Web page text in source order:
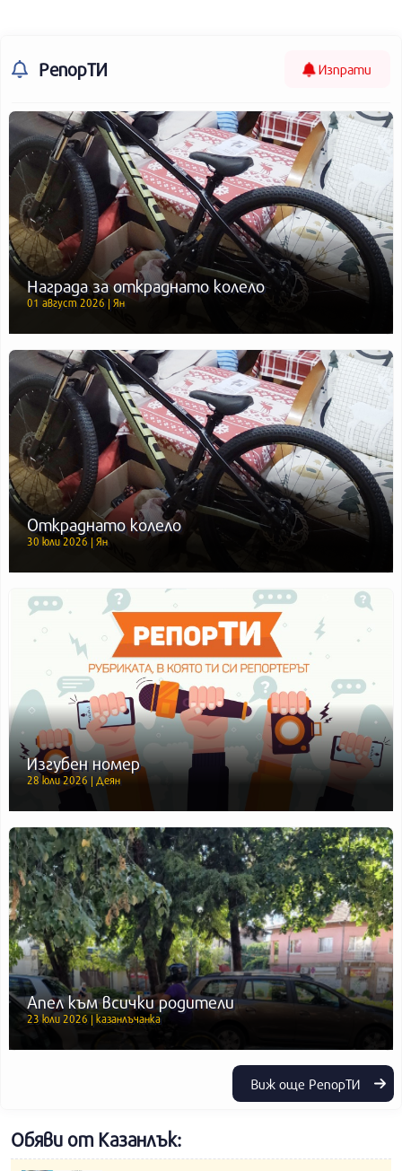
РепорТИ Изпрати
Награда за откраднато колело
01 август 2026 | Ян
Откраднато колело
30 юли 2026 | Ян
Изгубен номер
28 юли 2026 | Деян
Апел към всички родители
23 юли 2026 | казанлъчанка
Виж още РепорТИ
Обяви от Казанлък: